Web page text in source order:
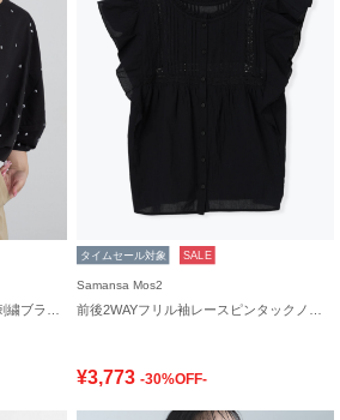
タイムセール対象 SALE
Samansa Mos2
¥3,773 -30%OFF-